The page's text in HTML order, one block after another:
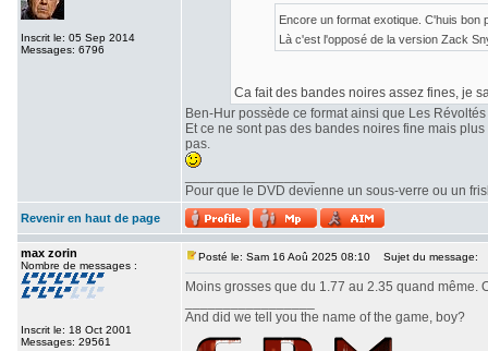
Inscrit le: 05 Sep 2014
Messages: 6796
Encore un format exotique. C'huis
Là c'est l'opposé de la version Zack
Ca fait des bandes noires assez fines, je
Ben-Hur possède ce format ainsi que Les
Et ce ne sont pas des bandes noires fine mais
pas.
Pour que le DVD devienne un sous-verre ou un
Revenir en haut de page
max zorin
Nombre de messages :
Inscrit le: 18 Oct 2001
Messages: 29561
Posté le: Sam 16 Aoû 2025 08:10 Sujet du message:
Moins grosses que du 1.77 au 2.35 quand même.
And did we tell you the name of the game, boy?